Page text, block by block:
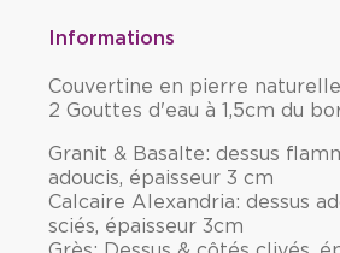
Informations
Couvertine en pierre naturelle
2 Gouttes d'eau à 1,5cm du
Granit & Basalte: dessus
adoucis, épaisseur 3 cm
Calcaire Alexandria: dessus
sciés, épaisseur 3cm